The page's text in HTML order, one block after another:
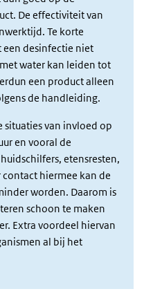
De effectiviteit van
Te korte
een desinfectie niet
water kan leiden tot
een product alleen
de handleiding.
situaties van invloed op
en vooral de
etensresten,
hiermee kan de
worden. Daarom is
schoon te maken
Extra voordeel hiervan
al bij het